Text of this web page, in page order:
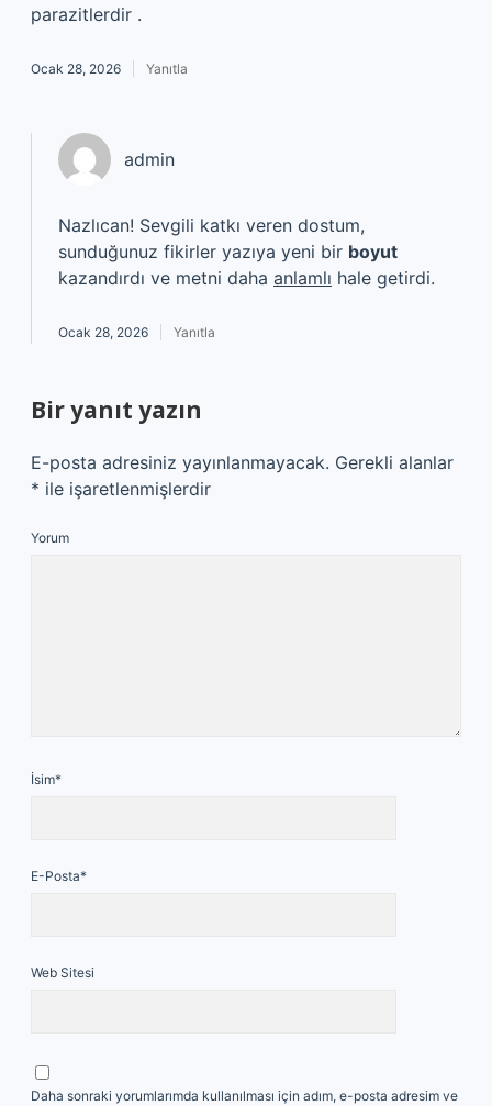
parazitlerdir .
Ocak 28, 2026 Yanıtla
admin
Nazlıcan! Sevgili katkı veren dostum,
sunduğunuz fikirler yazıya yeni bir boyut
kazandırdı ve metni daha anlamlı hale getirdi.
Ocak 28, 2026 Yanıtla
Bir yanıt yazın
E-posta adresiniz yayınlanmayacak. Gerekli alanlar
* ile işaretlenmişlerdir
Yorum
İsim*
E-Posta*
Web Sitesi
Daha sonraki yorumlarımda kullanılması için adım, e-posta adresim ve